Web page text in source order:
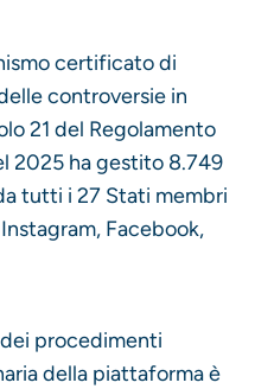
certificato di
controversie in
21 del Regolamento
2025 ha gestito 8.749
tutti i 27 Stati membri
Facebook,
procedimenti
della piattaforma è